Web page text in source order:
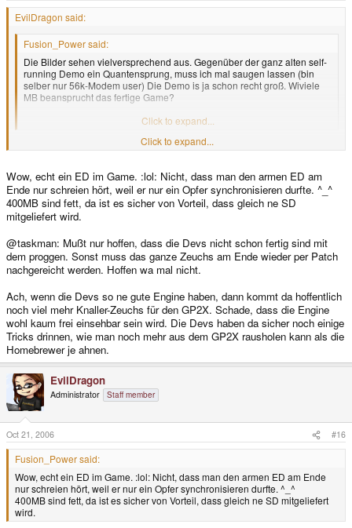
EvilDragon said:
Fusion_Power said:
Die Bilder sehen vielversprechend aus. Gegenüber der ganz alten self-
running Demo ein Quantensprung, muss ich mal saugen lassen (bin
selber nur 56k-Modem user) Die Demo is ja schon recht groß. Wiviele
MB beansprucht das fertige Game?
Sprache auch deutsch? Hört man da unseren ED sprechen? :lol:
Click to expand...
Das fertige Game sind ca. 400 MB oder so (weiss nicht mehr, schon so
Sprachausgabe bleibt Englisch, auch wenn man deutsche Sprache hört.
Ihr hört mich da aber trotzdem sprechen, aber erst in einer späteren Stadt,
ist also in der Demo noch nicht drin
Click to expand...
Wow, echt ein ED im Game. :lol: Nicht, dass man den armen ED am
Ende nur schreien hört, weil er nur ein Opfer synchronisieren durfte. ^_^
400MB sind fett, da ist es sicher von Vorteil, dass gleich ne SD
mitgeliefert wird.
@taskman: Mußt nur hoffen, dass die Devs nicht schon fertig sind mit
dem proggen. Sonst muss das ganze Zeuchs am Ende wieder per Patch
nachgereicht werden. Hoffen wa mal nicht.
Ach, wenn die Devs so ne gute Engine haben, dann kommt da hoffentlich
noch viel mehr Knaller-Zeuchs für den GP2X. Schade, dass die Engine
wohl kaum frei einsehbar sein wird. Die Devs haben da sicher noch einige
Tricks drinnen, wie man noch mehr aus dem GP2X rausholen kann als die
Homebrewer je ahnen.
EvilDragon
Administrator Staff member
Oct 21, 2006 #16
Fusion_Power said:
Wow, echt ein ED im Game. :lol: Nicht, dass man den armen ED am Ende
nur schreien hört, weil er nur ein Opfer synchronisieren durfte. ^_^
400MB sind fett, da ist es sicher von Vorteil, dass gleich ne SD mitgeliefert
wird.